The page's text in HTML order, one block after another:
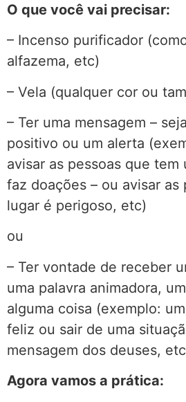
O que você vai precisar:
– Incenso purificador
alfazema, etc)
– Vela (qualquer cor ou
– Ter uma mensagem –
positivo ou um alerta
avisar as pessoas que tem
faz doações – ou avisar as
lugar é perigoso, etc)
ou
– Ter vontade de receber
uma palavra animadora,
alguma coisa (exemplo:
feliz ou sair de uma
mensagem dos deuses,
Agora vamos a prática: